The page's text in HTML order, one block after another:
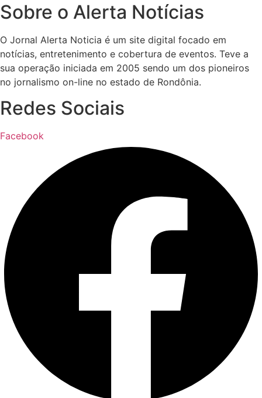
Sobre o Alerta Notícias
O Jornal Alerta Noticia é um site digital focado em
notícias, entretenimento e cobertura de eventos. Teve a
sua operação iniciada em 2005 sendo um dos pioneiros
no jornalismo on-line no estado de Rondônia.
Redes Sociais
Facebook